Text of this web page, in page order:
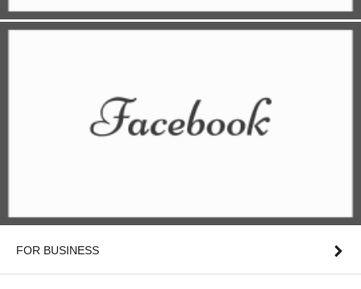
FOR BUSINESS